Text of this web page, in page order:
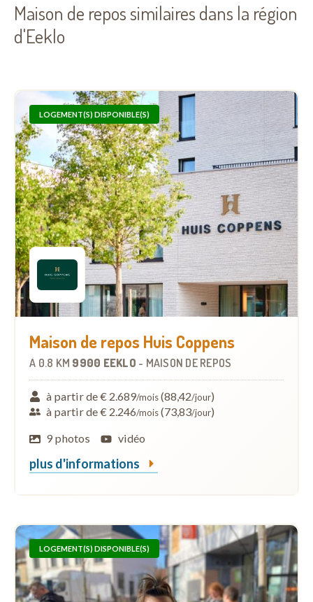
Maison de repos similaires dans la région
d'Eeklo
LOGEMENT(S) DISPONIBLE(S)
Maison de repos Huis Coppens
À 0.8 KM 9900 EEKLO - MAISON DE REPOS
à partir de € 2.689/mois(88,42/jour)
à partir de € 2.246/mois(73,83/jour)
9 photos
vidéo
plus d'informations
LOGEMENT(S) DISPONIBLE(S)